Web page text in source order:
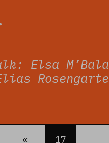
Elsa
« Previous
17